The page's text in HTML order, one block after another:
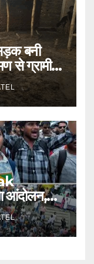
बनी
से ग्रामीण
मांग
आंदोलन,
बढ़ाने